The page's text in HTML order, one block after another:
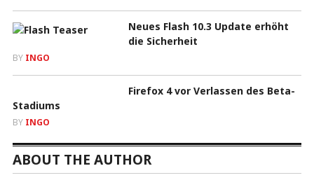
Neues Flash 10.3 Update erhöht
die Sicherheit
BY INGO
Firefox 4 vor Verlassen des Beta-
Stadiums
BY INGO
ABOUT THE AUTHOR